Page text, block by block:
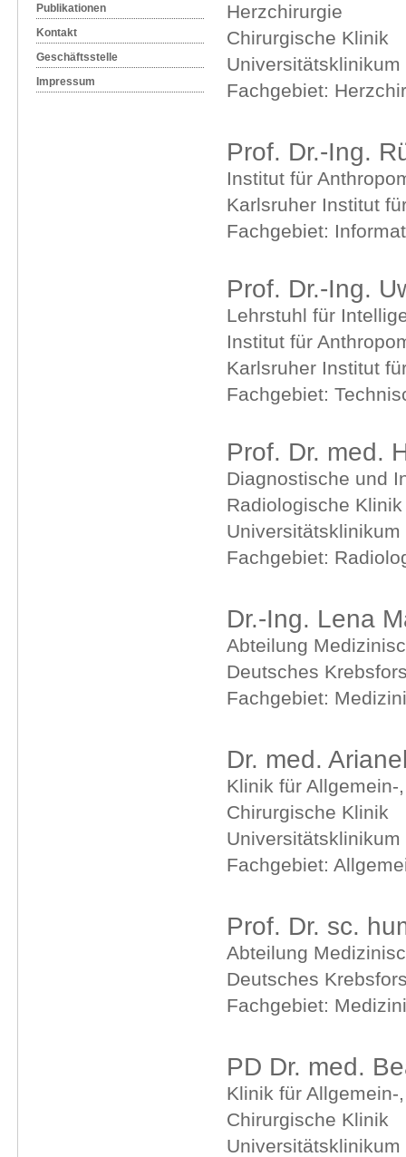
Publikationen
Kontakt
Geschäftsstelle
Impressum
Herzchirurgie
Chirurgische Klinik
Universitätsklinikum
Fachgebiet:
Prof. Dr.-Ing.
Institut für
Karlsruher Institut
Fachgebiet:
Prof. Dr.-Ing.
Lehrstuhl für
Institut für
Karlsruher Institut
Fachgebiet:
Prof. Dr. med.
Diagnostische und
Radiologische
Fachgebiet:
Dr.-Ing. Lena
Abteilung
Deutsches
Fachgebiet:
Dr. med.
Klinik für
Chirurgische Klinik
Universitätsklinikum
Fachgebiet:
Prof. Dr. sc.
Abteilung
Deutsches
Fachgebiet:
PD Dr. med.
Klinik für
Chirurgische Klinik
Universitätsklinikum